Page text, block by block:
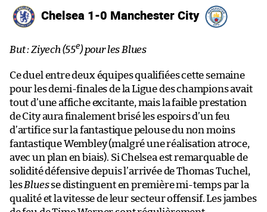
Chelsea 1-0 Manchester City
But : Ziyech (55e) pour les Blues
Ce duel entre deux équipes qualifiées cette semaine
pour les demi-finales de la Ligue des champions avait
tout d’une affiche excitante, mais la faible prestation
de City aura finalement brisé les espoirs d’un feu
d’artifice sur la fantastique pelouse du non moins
fantastique Wembley (malgré une réalisation atroce,
avec un plan en biais). Si Chelsea est remarquable de
solidité défensive depuis l’arrivée de Thomas Tuchel,
lesBluesse distinguent en première mi-temps par la
qualité et la vitesse de leur secteur offensif. Les jambes